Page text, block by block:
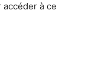
à ce